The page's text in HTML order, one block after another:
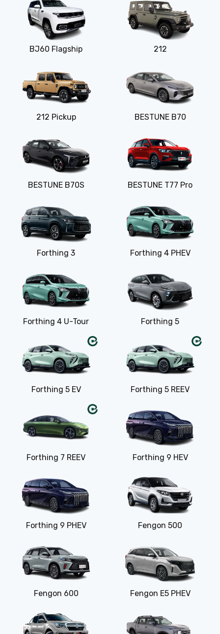
BJ60 Flagship 212
212 Pickup BESTUNE B70
BESTUNE B70S BESTUNE T77 Pro
Forthing 3 Forthing 4 PHEV
Forthing 4 U-Tour Forthing 5
Forthing 5 EV Forthing 5 REEV
Forthing 7 REEV Forthing 9 HEV
Forthing 9 PHEV Fengon 500
Fengon 600 Fengon E5 PHEV